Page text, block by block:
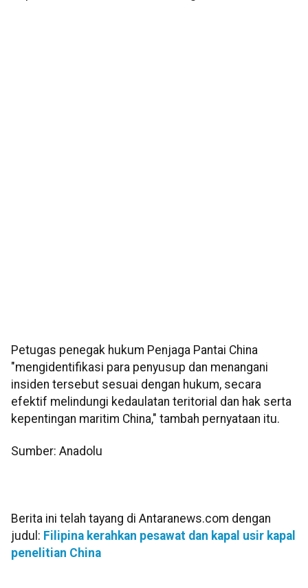
Petugas penegak hukum Penjaga Pantai China
"mengidentifikasi para penyusup dan menangani
insiden tersebut sesuai dengan hukum, secara
efektif melindungi kedaulatan teritorial dan hak serta
kepentingan maritim China," tambah pernyataan itu.
Sumber: Anadolu
Berita ini telah tayang di Antaranews.com dengan
judul: Filipina kerahkan pesawat dan kapal usir kapal
penelitian China